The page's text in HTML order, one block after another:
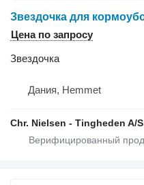
Цена по запросу
Звездочка
Дания, Hemmet
Chr. Nielsen - Tingheden A/S